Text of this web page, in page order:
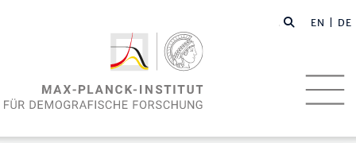
EN | DE